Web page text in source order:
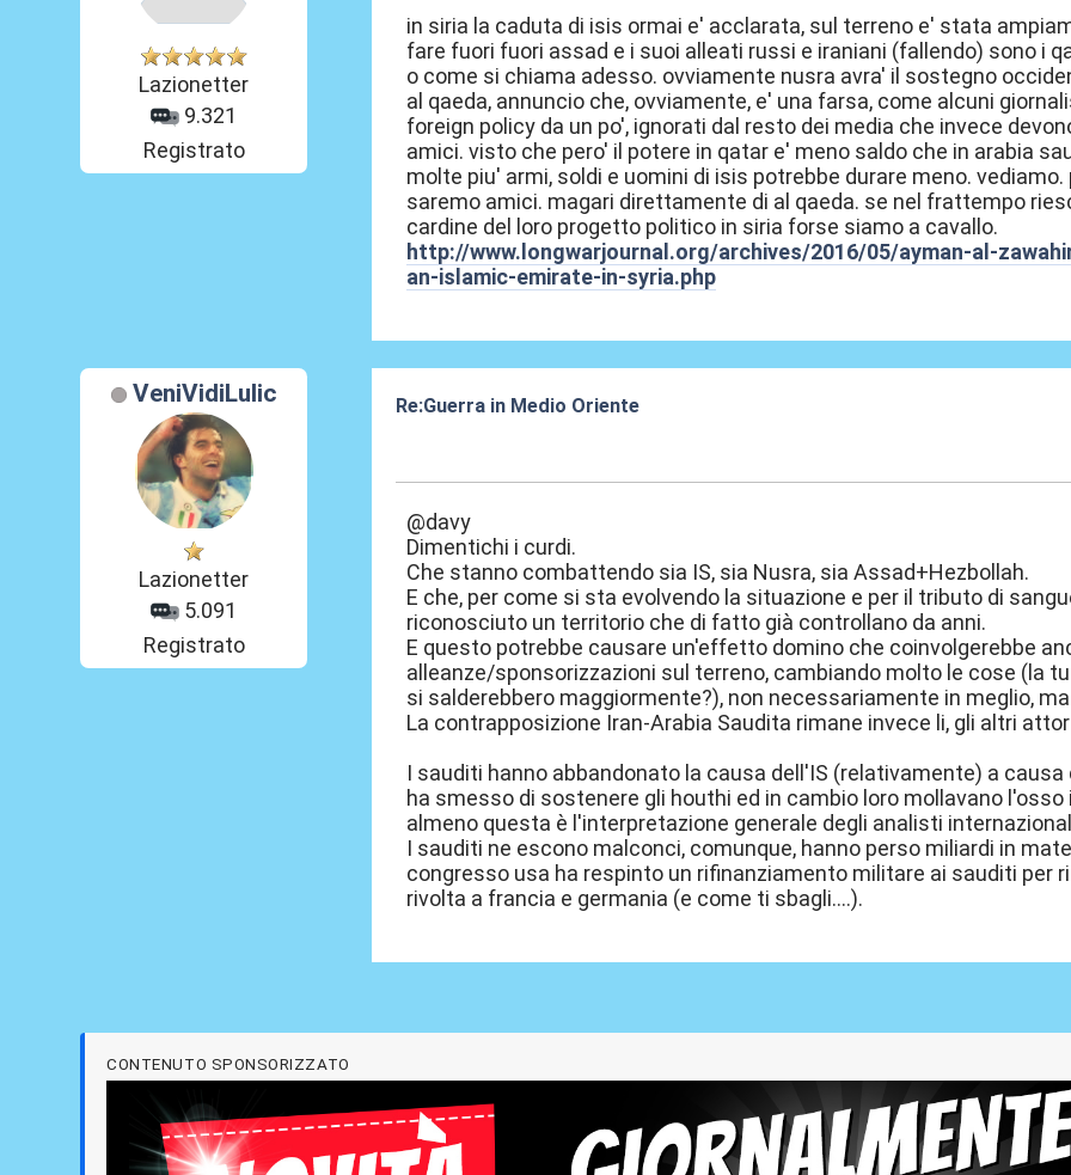
Lazionetter
9.321
Registrato
in siria la caduta di isis ormai e' acclarata, sul terreno e' stata
fare fuori fuori assad e i suoi alleati russi e iraniani (fallendo) sono i
o come si chiama adesso. ovviamente nusra avra' il sostegno
al qaeda, annuncio che, ovviamente, e' una farsa, come alcuni
foreign policy da un po', ignorati dal resto dei media che invece
amici. visto che pero' il potere in qatar e' meno saldo che in arabia
molte piu' armi, soldi e uomini di isis potrebbe durare meno.
saremo amici. magari direttamente di al qaeda. se nel frattempo
cardine del loro progetto politico in siria forse siamo a cavallo.
http://www.longwarjournal.org/archives/2016/05/ayman-al-
an-islamic-emirate-in-syria.php
VeniVidiLulic
Lazionetter
5.091
Registrato
Re:Guerra in Medio Oriente
@davy
Dimentichi i curdi.
Che stanno combattendo sia IS, sia Nusra, sia Assad+Hezbollah.
E che, per come si sta evolvendo la situazione e per il tributo di
riconosciuto un territorio che di fatto già controllano da anni.
E questo potrebbe causare un'effetto domino che coinvolgerebbe
alleanze/sponsorizzazioni sul terreno, cambiando molto le cose (la
si salderebbero maggiormente?), non necessariamente in meglio,
La contrapposizione Iran-Arabia Saudita rimane invece li, gli altri
I sauditi hanno abbandonato la causa dell'IS (relativamente) a
ha smesso di sostenere gli houthi ed in cambio loro mollavano l'osso
almeno questa è l'interpretazione generale degli analisti
I sauditi ne escono malconci, comunque, hanno perso miliardi in
congresso usa ha respinto un rifinanziamento militare ai sauditi per
rivolta a francia e germania (e come ti sbagli....).
CONTENUTO SPONSORIZZATO